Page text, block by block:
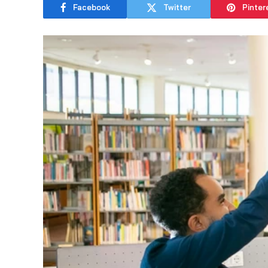
Facebook Twitter